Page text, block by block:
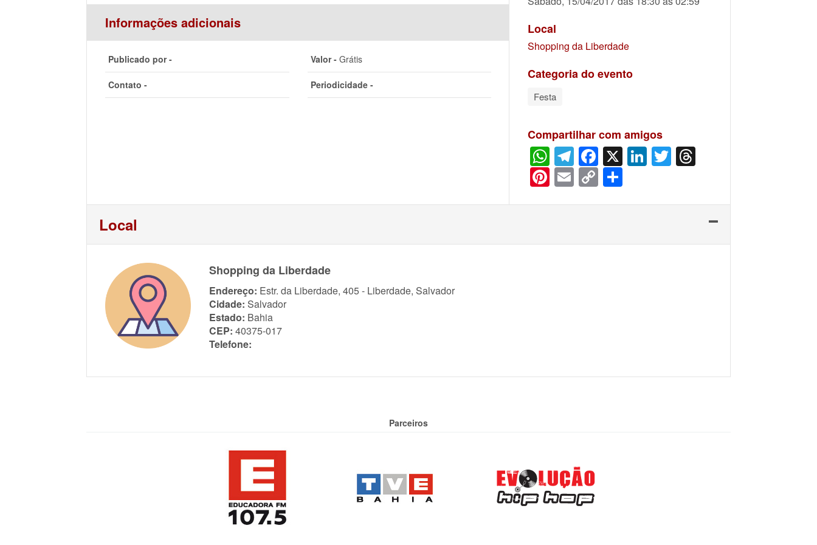
Informações adicionais
Publicado por - Valor -Grátis
Contato - Periodicidade -
Local
Shopping da Liberdade
Categoria do evento
Festa
Compartilhar com amigos
WhatsApp
Telegram
Facebook
X LinkedIn
Twitter
Pinterest
Email
Copy
Link
Local
Shopping da Liberdade
Endereço: Estr. da Liberdade, 405 - Liberdade, Salvador
Cidade: Salvador
Estado: Bahia
CEP: 40375-017
Telefone:
Parceiros